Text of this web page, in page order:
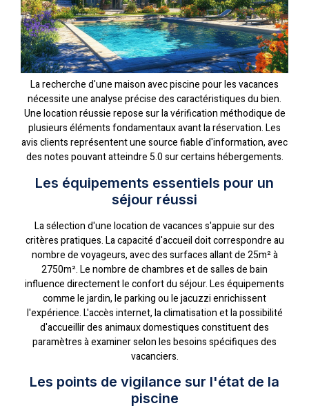
La recherche d'une maison avec piscine pour les vacances
nécessite une analyse précise des caractéristiques du bien.
Une location réussie repose sur la vérification méthodique de
plusieurs éléments fondamentaux avant la réservation. Les
avis clients représentent une source fiable d'information, avec
des notes pouvant atteindre 5.0 sur certains hébergements.
Les équipements essentiels pour un
séjour réussi
La sélection d'une location de vacances s'appuie sur des
critères pratiques. La capacité d'accueil doit correspondre au
nombre de voyageurs, avec des surfaces allant de 25m² à
2750m². Le nombre de chambres et de salles de bain
influence directement le confort du séjour. Les équipements
comme le jardin, le parking ou le jacuzzi enrichissent
l'expérience. L'accès internet, la climatisation et la possibilité
d'accueillir des animaux domestiques constituent des
paramètres à examiner selon les besoins spécifiques des
vacanciers.
Les points de vigilance sur l'état de la
piscine